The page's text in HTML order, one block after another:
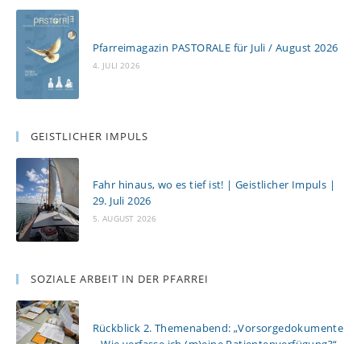
Pfarreimagazin PASTORALE für Juli / August 2026
4. JULI 2026
GEISTLICHER IMPULS
Fahr hinaus, wo es tief ist! | Geistlicher Impuls |
29. Juli 2026
5. AUGUST 2026
SOZIALE ARBEIT IN DER PFARREI
Rückblick 2. Themenabend: „Vorsorgedokumente